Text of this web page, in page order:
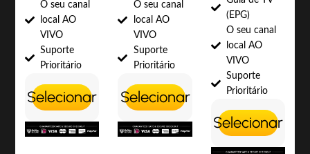
O seu canal
local AO
VIVO
Suporte
Prioritário
Selecionar
O seu canal
local AO
VIVO
Suporte
Prioritário
Selecionar
(EPG)
O seu canal
local AO
VIVO
Suporte
Prioritário
Selecionar